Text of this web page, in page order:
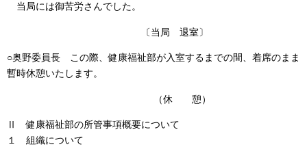
当局には御苦労さんでした。
〔当局 退室〕
○奥野委員長 この際、健康福祉部が入室するまでの間、着席のまま
暫時休憩いたします。
（休 憩）
Ⅱ 健康福祉部の所管事項概要について
１ 組織について